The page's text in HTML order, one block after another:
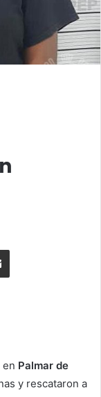
Share via Email
Palmar de
y rescataron a